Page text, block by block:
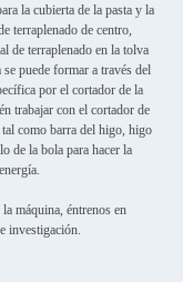
la cubierta de la pasta y la
terraplenado de centro,
de terraplenado en la tolva
puede formar a través del
por el cortador de la
trabajar con el cortador de
tal como barra del higo, higo
de la bola para hacer la
máquina, éntrenos en
investigación.